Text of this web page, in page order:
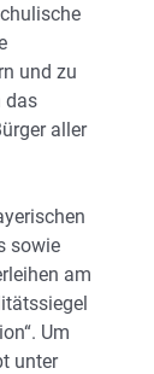
und zu
das
aller
sowie
am
Um
unter